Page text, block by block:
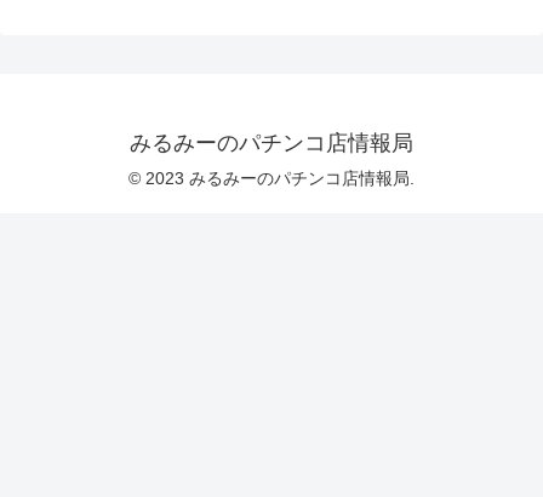
みるみーのパチンコ店情報局
© 2023 みるみーのパチンコ店情報局.